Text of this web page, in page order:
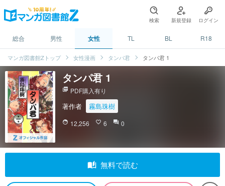
検索 新規登録 ログイン
総合 男性 女性 TL BL R18
マンガ図書館Zトップ 女性漫画 タンパ君 タンパ君 1
タンパ君 1
picture_as_pdf PDF購入有り
著作者 霧島珠樹
face 12,256 favorite_border 6 question_answer 0
auto_stories 無料で読む